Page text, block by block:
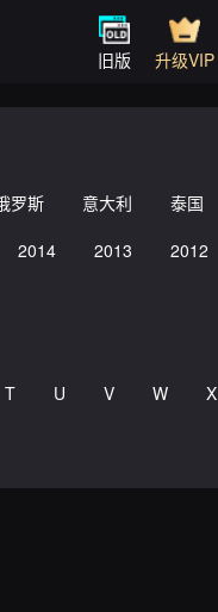
旧版 升级VIP
罗斯 意大利 泰国
2014 2013 2012
T U V W X